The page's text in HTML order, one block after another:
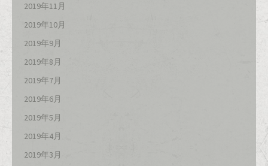
2019年11月
2019年10月
2019年9月
2019年8月
2019年7月
2019年6月
2019年5月
2019年4月
2019年3月